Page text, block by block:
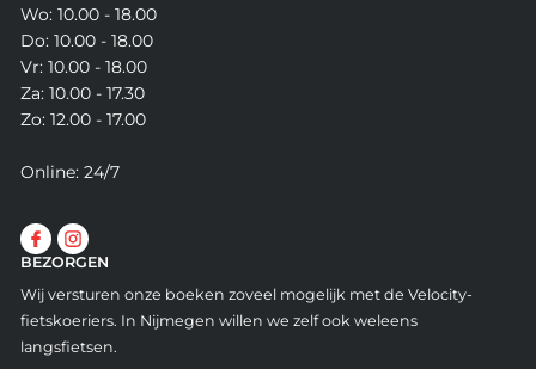
Wo: 10.00 - 18.00
Do: 10.00 - 18.00
Vr: 10.00 - 18.00
Za: 10.00 - 17.30
Zo: 12.00 - 17.00
Online: 24/7
BEZORGEN
Wij versturen onze boeken zoveel mogelijk met de Velocity-
fietskoeriers. In Nijmegen willen we zelf ook weleens
langsfietsen.